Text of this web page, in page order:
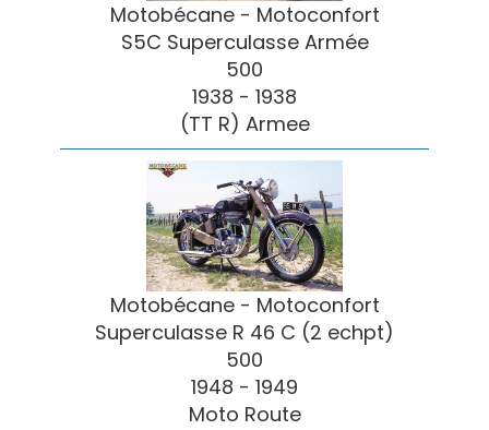
Motobécane - Motoconfort
S5C Superculasse Armée
500
1938 - 1938
(TT R) Armee
Motobécane - Motoconfort
Superculasse R 46 C (2 echpt)
500
1948 - 1949
Moto Route